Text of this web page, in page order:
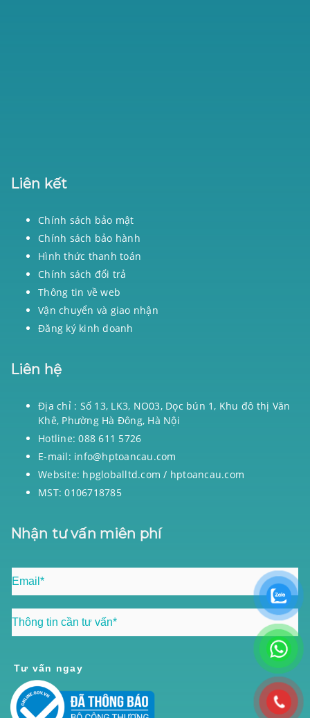
Liên kết
Chính sách bảo mật
Chính sách bảo hành
Hình thức thanh toán
Chính sách đổi trả
Thông tin về web
Vận chuyển và giao nhận
Đăng ký kinh doanh
Liên hệ
Địa chỉ : Số 13, LK3, NO03, Dọc bún 1, Khu đô thị Văn
Khê, Phường Hà Đông, Hà Nội
Hotline: 088 611 5726
E-mail: info@hptoancau.com
Website: hpgloballtd.com / hptoancau.com
MST: 0106718785
Nhận tư vấn miên phí
Tư vấn ngay